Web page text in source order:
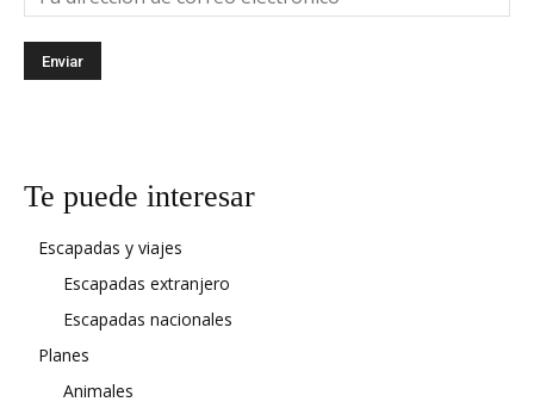
Te puede interesar
Escapadas y viajes
Escapadas extranjero
Escapadas nacionales
Planes
Animales